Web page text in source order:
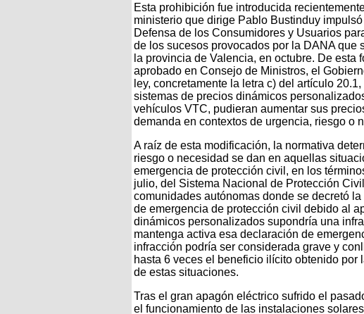
Esta prohibición fue introducida
ministerio que dirige Pablo Bustinduy
Defensa de los Consumidores y Usuarios
de los sucesos provocados por la DANA que
la provincia de Valencia, en octubre. De esta
aprobado en Consejo de Ministros, el
ley, concretamente la letra c) del artículo
sistemas de precios dinámicos
vehículos VTC, pudieran aumentar sus
demanda en contextos de urgencia, riesgo o
A raíz de esta modificación, la normativa
riesgo o necesidad se dan en aquellas
emergencia de protección civil, en los
julio, del Sistema Nacional de Protección
comunidades autónomas donde se decretó
de emergencia de protección civil debido al
dinámicos personalizados supondría una
mantenga activa esa declaración de
infracción podría ser considerada grave y
hasta 6 veces el beneficio ilícito obtenido
de estas situaciones.
Tras el gran apagón eléctrico sufrido el
el funcionamiento de las instalaciones